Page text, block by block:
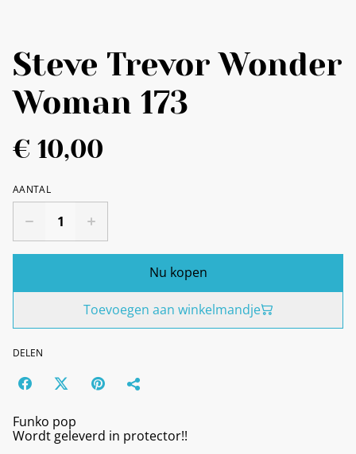
Steve Trevor Wonder
Woman 173
€ 10,00
AANTAL
Nu kopen
Toevoegen aan winkelmandje
DELEN
Funko pop
Wordt geleverd in protector!!